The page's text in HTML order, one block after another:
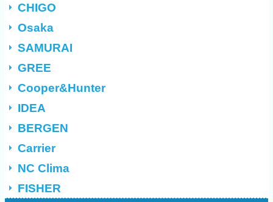
CHIGO
Osaka
SAMURAI
GREE
Cooper&Hunter
IDEA
BERGEN
Carrier
NC Clima
FISHER